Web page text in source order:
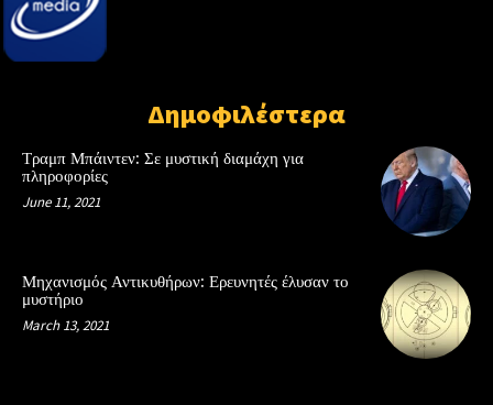
Δημοφιλέστερα
Τραμπ Μπάιντεν: Σε μυστική διαμάχη για
πληροφορίες
June 11, 2021
Μηχανισμός Αντικυθήρων: Ερευνητές έλυσαν το
μυστήριο
March 13, 2021